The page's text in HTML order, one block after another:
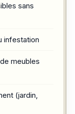
sans
infestation
meubles
(jardin,